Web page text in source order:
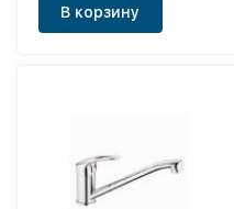
В корзину